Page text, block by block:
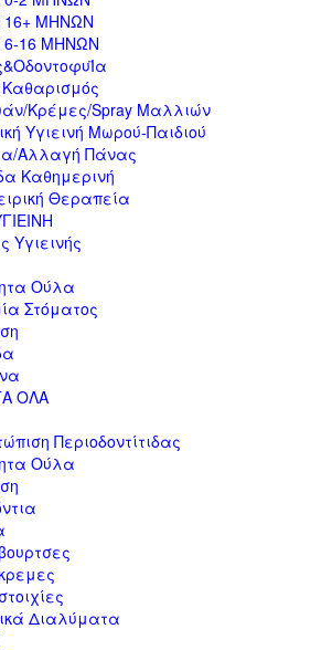
16+ ΜΗΝΩΝ
6-16 ΜΗΝΩΝ
Καθαρισμός
Κρέμες/Spray Μαλλιών
Υγιεινή Μωρού-Παιδιού
Αλλαγή Πάνας
Καθημερινή
Θεραπεία
Υγιεινής
Ούλα
Στόματος
ΟΛΑ
Περιοδοντίτιδας
Ούλα
Διαλύματα